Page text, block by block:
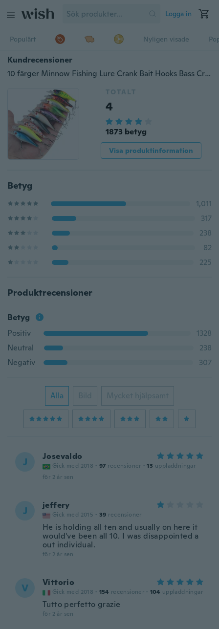
Logga in
Populärt Nyligen visade
Kundrecensioner
10 färger Minnow Fishing Lure Crank Bait Hooks Bass Crankbait Tackle 6.5cm / 4.8g
TOTALT
4
1873 betyg
Visa produktinformation
Betyg
1,011
317
238
82
225
Produktrecensioner
Betyg
Positiv
1328
Neutral
238
Negativ
307
Alla Bild Mycket hjälpsamt
J Josevaldo
Gick med 2018 · 97 recensioner · 13 uppladdningar
för 2 år sen
J jeffery
Gick med 2015 · 39 recensioner
He is holding all ten and usually on here it
would've been all 10. I was disappointed a
out individual.
för 2 år sen
V Vittorio
Gick med 2018 · 154 recensioner · 104 uppladdningar
Tutto perfetto grazie
för 2 år sen